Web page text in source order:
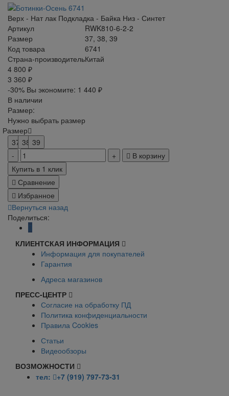
Верх - Нат лак Подкладка - Байка Низ - Синтет
Артикул
RWK810-6-2-2
Размер
37, 38, 39
Код товара
6741
Страна-производительКитай
4 800 ₽
3 360 ₽
-30% Вы экономите: 1 440 ₽
В наличии
Размер:
Нужно выбрать размер
Размер
37 38 39
В корзину
Купить в 1 клик
Сравнение
Избранное
Вернуться назад
Поделиться:
КЛИЕНТСКАЯ ИНФОРМАЦИЯ
Информация для покупателей
Гарантия
Адреса магазинов
ПРЕСС-ЦЕНТР
Согласие на обработку ПД
Политика конфиденциальности
Правила Cookies
Статьи
Видеообзоры
ВОЗМОЖНОСТИ
тел:
+7 (919) 797-73-31